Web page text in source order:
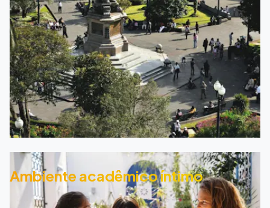
Ambiente acadêmico íntimo